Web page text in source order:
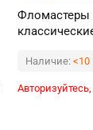
Фломастеры
Наличие: <10
Авторизуйтесь,